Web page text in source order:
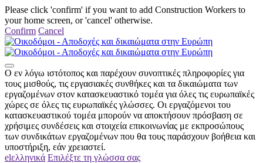
Please click 'confirm' if you want to add Construction Workers to
your home screen, or 'cancel' otherwise.
Confirm Cancel
Ο εν λόγω ιστότοπος και παρέχουν συνοπτικές πληροφορίες για
τους μισθούς, τις εργασιακές συνθήκες και τα δικαιώματα των
εργαζομένων στον κατασκευαστικό τομέα για όλες τις ευρωπαϊκές
χώρες σε όλες τις ευρωπαϊκές γλώσσες. Οι εργαζόμενοι του
κατασκευαστικού τομέα μπορούν να αποκτήσουν πρόσβαση σε
χρήσιμες συνδέσεις και στοιχεία επικοινωνίας με εκπροσώπους
των συνδικάτων εργαζομένων που θα τους παράσχουν βοήθεια και
υποστήριξη, εάν χρειαστεί.
elελληνικά Επιλέξτε τη γλώσσα σας